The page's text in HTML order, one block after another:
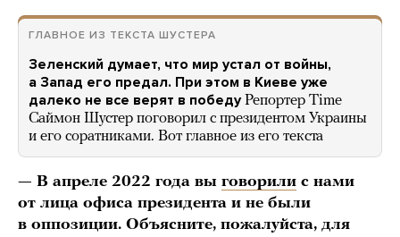
ГЛАВНОЕ ИЗ ТЕКСТА ШУСТЕРА
Зеленский думает, что мир устал от войны,
а Запад его предал. При этом в Киеве уже
далеко не все верят в победу Репортер Time
Саймон Шустер поговорил с президентом Украины
и его соратниками. Вот главное из его текста
— В апреле 2022 года вы говорили с нами
от лица офиса президента и не были
в оппозиции. Объясните, пожалуйста, для